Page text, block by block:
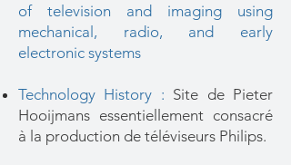
of television and imaging using
mechanical, radio, and early
electronic systems
Technology History : Site de Pieter
Hooijmans essentiellement consacré
à la production de téléviseurs Philips.